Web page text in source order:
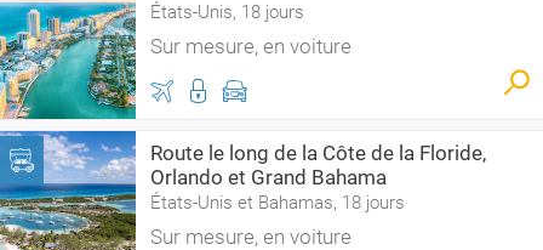
États-Unis, 18 jours
Sur mesure, en voiture
Route le long de la Côte de la Floride,
Orlando et Grand Bahama
États-Unis et Bahamas, 18 jours
Sur mesure, en voiture